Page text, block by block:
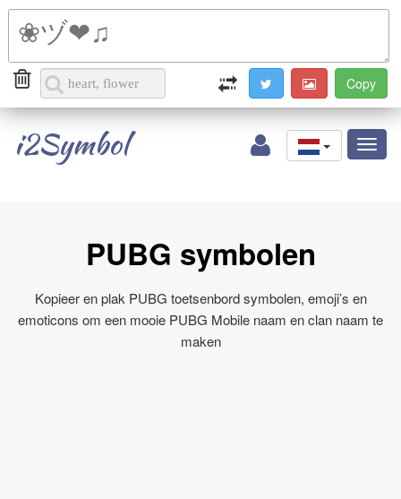
i2Symbol
PUBG symbolen
Kopieer en plak PUBG toetsenbord symbolen, emoji’s en
emoticons om een mooie PUBG Mobile naam en clan naam te
maken